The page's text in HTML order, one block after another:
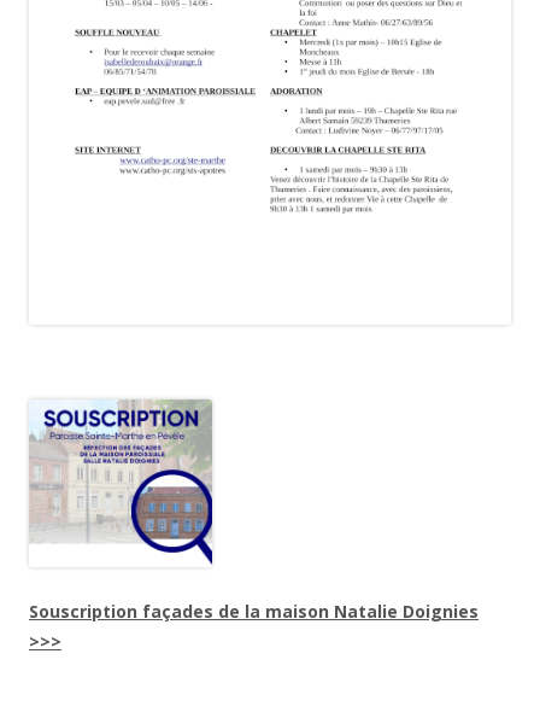
Souscription façades de la maison Natalie Doignies
>>>